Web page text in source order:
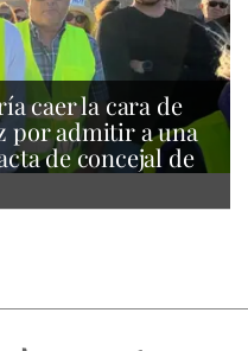
caer la cara de
por admitir a una
de concejal de